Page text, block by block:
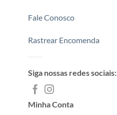
Fale Conosco
Rastrear Encomenda
Siga nossas redes sociais:
Minha Conta